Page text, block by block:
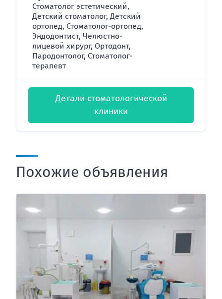
Стоматолог эстетический,
Детский стоматолог, Детский
ортопед, Стоматолог-ортопед,
Эндодонтист, Челюстно-
лицевой хирург, Ортодонт,
Пародонтолог, Стоматолог-
терапевт
Детали стоматологической
клиники
Похожие объявления